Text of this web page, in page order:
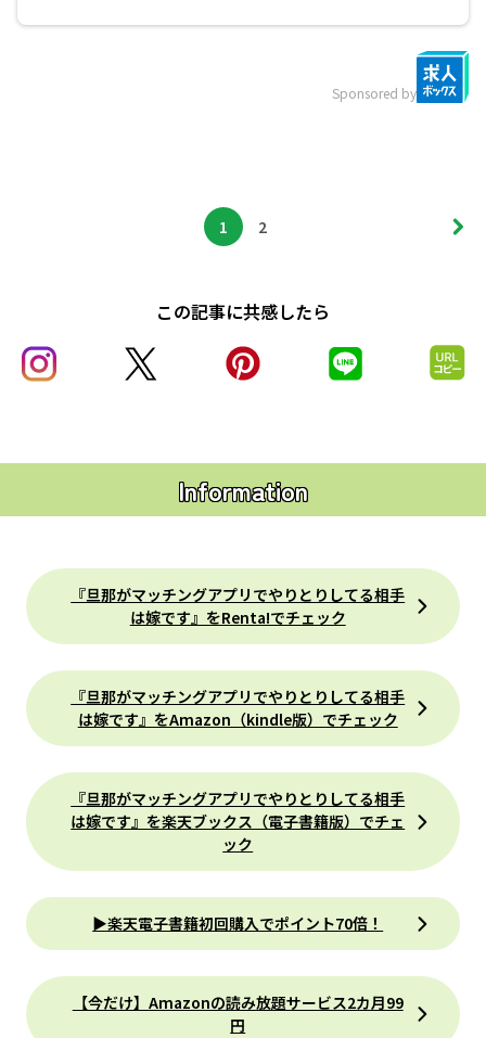
Sponsored by
1 2
この記事に共感したら
Information
『旦那がマッチングアプリでやりとりしてる相手
は嫁です』をRenta!でチェック
『旦那がマッチングアプリでやりとりしてる相手
は嫁です』をAmazon（kindle版）でチェック
『旦那がマッチングアプリでやりとりしてる相手
は嫁です』を楽天ブックス（電子書籍版）でチェ
ック
▶楽天電子書籍初回購入でポイント70倍！
【今だけ】Amazonの読み放題サービス2カ月99
円